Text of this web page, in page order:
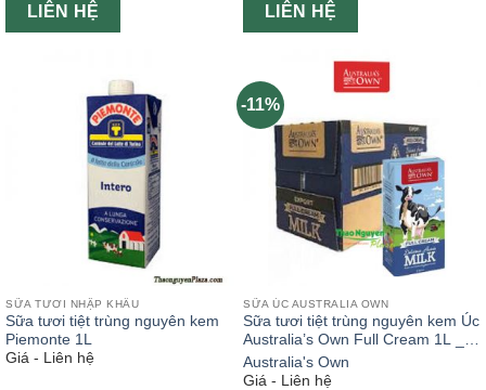
LIÊN HỆ LIÊN HỆ
SỮA TƯƠI NHẬP KHẨU
Sữa tươi tiệt trùng nguyên kem
Piemonte 1L
Giá - Liên hệ
-11%
SỮA ÚC AUSTRALIA OWN
Sữa tươi tiệt trùng nguyên kem Úc
Australia’s Own Full Cream 1L _
thung 24 hộp
Australia's Own
Giá - Liên hệ